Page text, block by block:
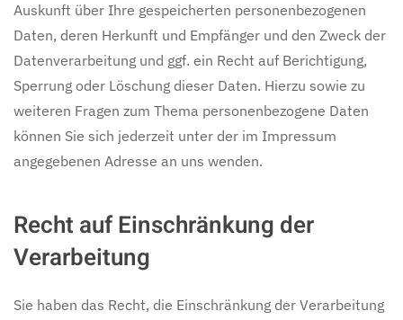
Auskunft über Ihre gespeicherten personenbezogenen
Daten, deren Herkunft und Empfänger und den Zweck der
Datenverarbeitung und ggf. ein Recht auf Berichtigung,
Sperrung oder Löschung dieser Daten. Hierzu sowie zu
weiteren Fragen zum Thema personenbezogene Daten
können Sie sich jederzeit unter der im Impressum
angegebenen Adresse an uns wenden.
Recht auf Einschränkung der
Verarbeitung
Sie haben das Recht, die Einschränkung der Verarbeitung